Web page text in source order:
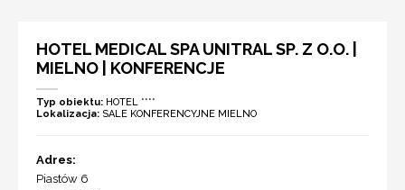
HOTEL MEDICAL SPA UNITRAL SP. Z O.O. |
MIELNO | KONFERENCJE
Typ obiektu: HOTEL ****
Lokalizacja: SALE KONFERENCYJNE MIELNO
Adres:
Piastów 6